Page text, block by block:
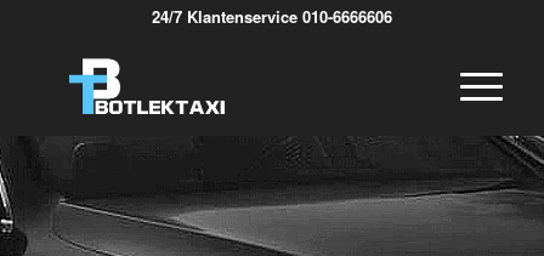
24/7 Klantenservice 010-6666606